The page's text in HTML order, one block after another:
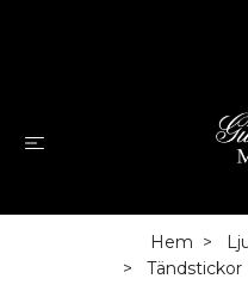
Hem